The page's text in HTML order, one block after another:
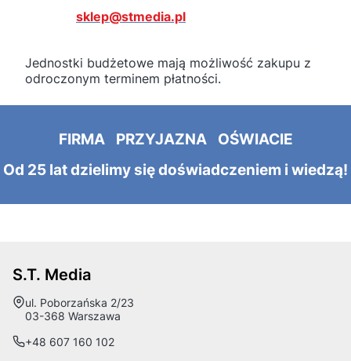
sklep@stmedia.pl
Jednostki budżetowe mają możliwość zakupu z
odroczonym terminem płatności.
FIRMA PRZYJAZNA OŚWIACIE
Od 25 lat dzielimy się doświadczeniem i wiedzą!
S.T. Media
Adres:
ul. Poborzańska 2/23
03-368 Warszawa
+48 607 160 102